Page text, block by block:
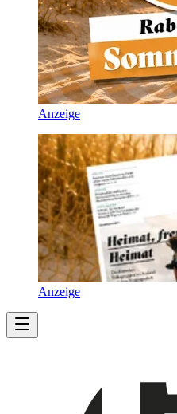
Anzeige
Anzeige